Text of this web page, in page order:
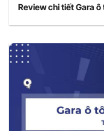
Review chi tiết Gara